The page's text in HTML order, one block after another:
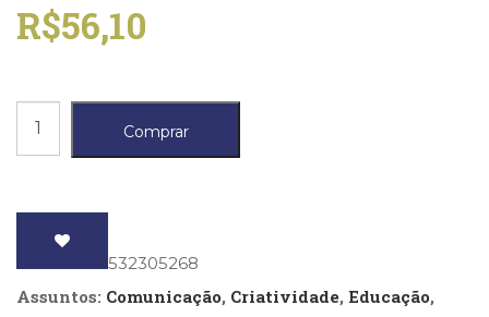
(93)
LGBTQIA+
Ficção,
Ensaios
(69)
R$56,10
Escrita
Comprar
: 9788532305268
Assuntos: Comunicação, Criatividade, Educação,